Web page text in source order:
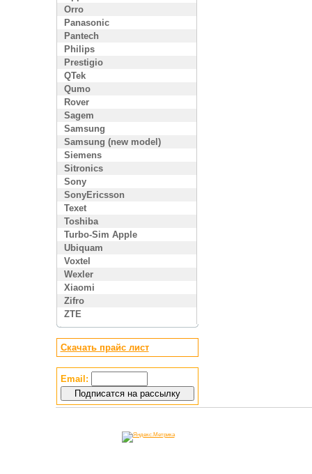
Orro
Panasonic
Pantech
Philips
Prestigio
QTek
Qumo
Rover
Sagem
Samsung
Samsung (new model)
Siemens
Sitronics
Sony
SonyEricsson
Texet
Toshiba
Turbo-Sim Apple
Ubiquam
Voxtel
Wexler
Xiaomi
Zifro
ZTE
Скачать прайс лист
Email: